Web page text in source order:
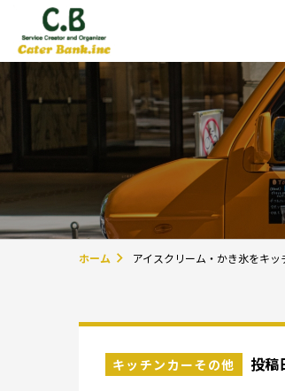
ホーム アイスクリーム・かき氷をキ
キッチンカーその他 投稿